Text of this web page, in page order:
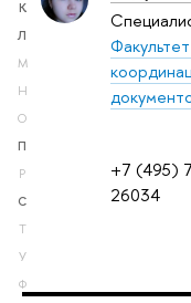
К
Л
М
Н
О
П
Р
С
Т
У
Ф
+7 (495)
26034